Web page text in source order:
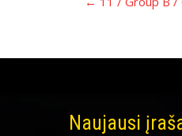
navigacija
Naujausi